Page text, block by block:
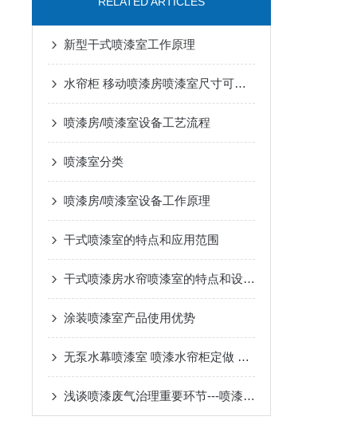
新型干式喷漆室工作原理
水帘柜 移动喷漆房喷漆室尺寸可定做净化空气效果好
喷漆房/喷漆室设备工艺流程
喷漆室分类
喷漆房/喷漆室设备工作原理
干式喷漆室的特点和应用范围
干式喷漆房水帘喷漆室的特点和设计要点
​涂装喷漆室产品使用优势
无泵水幕喷漆室 喷漆水帘柜定做 漆雾净化喷漆柜厂家
浅谈喷漆废气治理重要环节---喷漆室制作的重要性